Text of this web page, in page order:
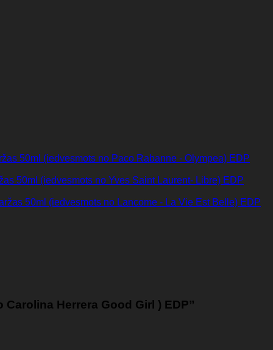
50ml (iedvesmots no Paco Rabanne - Olympea) EDP
50ml (iedvesmots no Yves Saint Laurent- Libre) EDP
50ml (iedvesmots no Lancome - La Vie Est Belle) EDP
Herrera Good Girl ) EDP”